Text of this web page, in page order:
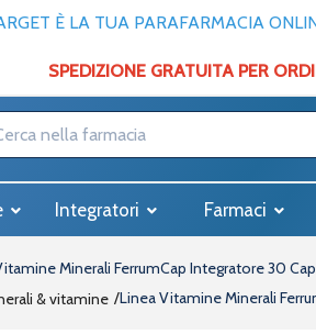
È LA TUA PARAFARMACIA
SPEDIZIONE GRATUITA PER
Integratori Farmaci
Minerali FerrumCap Integratore 30
& vitamine Linea Vitamine Minerali